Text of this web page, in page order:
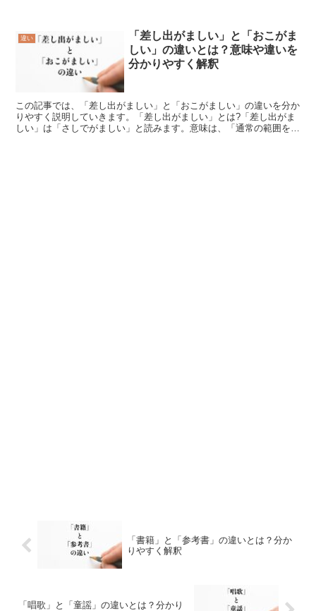
違い
「差し出がましい」と「おこがま
しい」の違いとは？意味や違いを
分かりやすく解釈
この記事では、「差し出がましい」と「おこがましい」の違いを分か
りやすく説明していきます。「差し出がましい」とは?「差し出がま
しい」は「さしでがましい」と読みます。意味は、「通常の範囲を超
「書籍」と「参考書」の違いとは？分か
りやすく解釈
「唱歌」と「童謡」の違いとは？分かり